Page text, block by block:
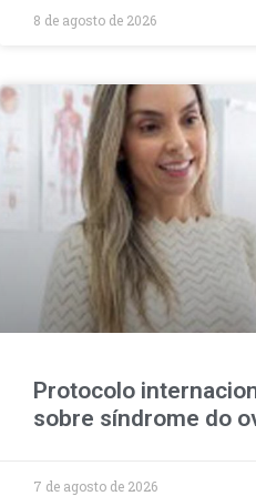
8 de agosto de 2026
Protocolo
sobre síndrome do
7 de agosto de 2026